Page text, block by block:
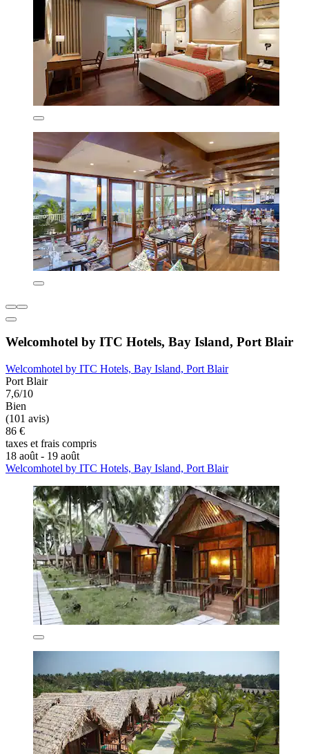
Welcomhotel by ITC Hotels, Bay Island, Port Blair
Welcomhotel by ITC Hotels, Bay Island, Port Blair
Port Blair
7,6/10
Bien
(101 avis)
86 €
taxes et frais compris
18 août - 19 août
Welcomhotel by ITC Hotels, Bay Island, Port Blair